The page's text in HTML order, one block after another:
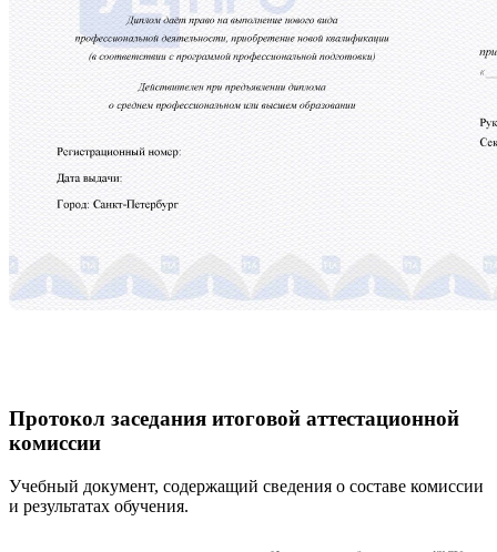
Протокол заседания итоговой аттестационной
комиссии
Учебный документ, содержащий сведения о составе комиссии
и результатах обучения.